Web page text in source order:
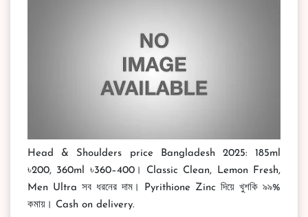
Head & Shoulders price Bangladesh 2025: 185ml
৳200, 360ml ৳360–400। Classic Clean, Lemon Fresh,
Men Ultra সব ধরনের দাম। Pyrithione Zinc দিয়ে খুশকি ৯৯%
কমায়। Cash on delivery.